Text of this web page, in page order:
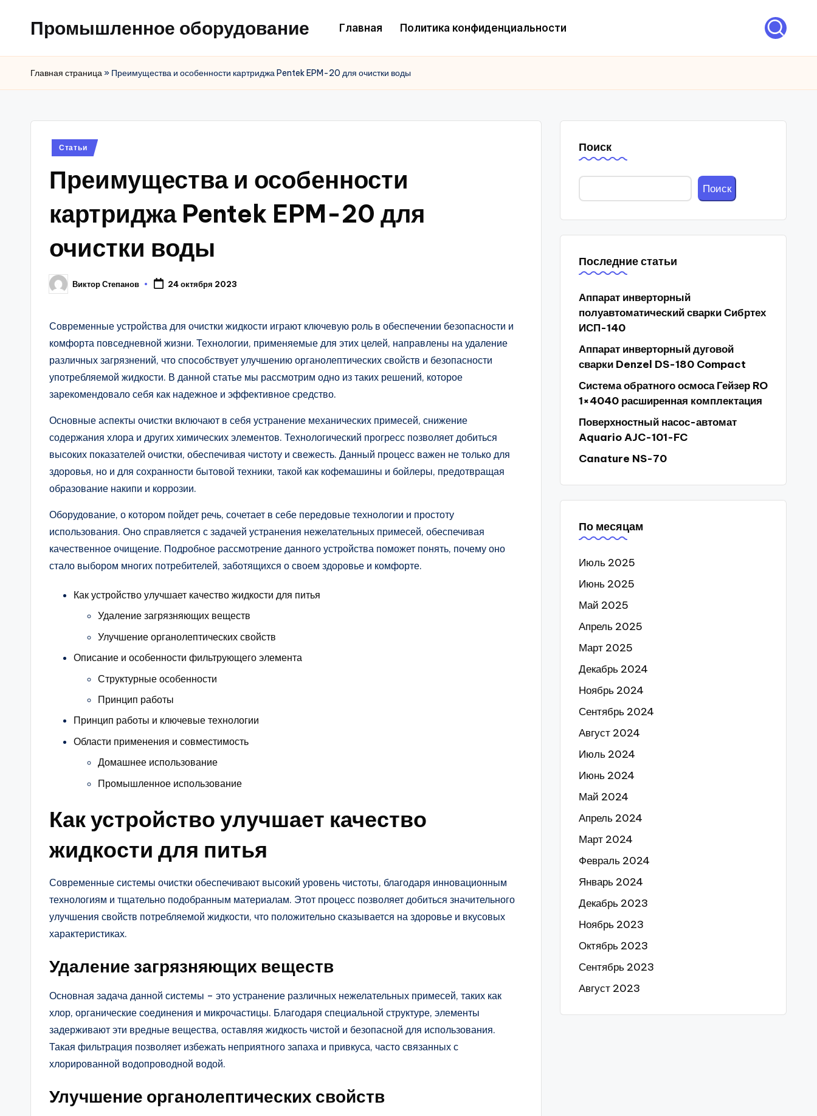
Промышленное оборудование Главная Политика конфиденциальности
Главная страница» Преимущества и особенности картриджа Pentek EPM-20 для очистки воды
Posted
Статьи
Преимущества и особенности
картриджа Pentek EPM-20 для
очистки воды
Posted
by
Виктор Степанов 24 октября 2023
Современные устройства для очистки жидкости играют ключевую роль в обеспечении безопасности и
комфорта повседневной жизни. Технологии, применяемые для этих целей, направлены на удаление
различных загрязнений, что способствует улучшению органолептических свойств и безопасности
употребляемой жидкости. В данной статье мы рассмотрим одно из таких решений, которое
зарекомендовало себя как надежное и эффективное средство.
Основные аспекты очистки включают в себя устранение механических примесей, снижение
содержания хлора и других химических элементов. Технологический прогресс позволяет добиться
высоких показателей очистки, обеспечивая чистоту и свежесть. Данный процесс важен не только для
здоровья, но и для сохранности бытовой техники, такой как кофемашины и бойлеры, предотвращая
образование накипи и коррозии.
Оборудование, о котором пойдет речь, сочетает в себе передовые технологии и простоту
использования. Оно справляется с задачей устранения нежелательных примесей, обеспечивая
качественное очищение. Подробное рассмотрение данного устройства поможет понять, почему оно
стало выбором многих потребителей, заботящихся о своем здоровье и комфорте.
Как устройство улучшает качество жидкости для питья
Удаление загрязняющих веществ
Улучшение органолептических свойств
Описание и особенности фильтрующего элемента
Структурные особенности
Принцип работы
Принцип работы и ключевые технологии
Области применения и совместимость
Домашнее использование
Промышленное использование
Как устройство улучшает качество
жидкости для питья
Современные системы очистки обеспечивают высокий уровень чистоты, благодаря инновационным
технологиям и тщательно подобранным материалам. Этот процесс позволяет добиться значительного
улучшения свойств потребляемой жидкости, что положительно сказывается на здоровье и вкусовых
характеристиках.
Удаление загрязняющих веществ
Основная задача данной системы – это устранение различных нежелательных примесей, таких как
хлор, органические соединения и микрочастицы. Благодаря специальной структуре, элементы
задерживают эти вредные вещества, оставляя жидкость чистой и безопасной для использования.
Такая фильтрация позволяет избежать неприятного запаха и привкуса, часто связанных с
хлорированной водопроводной водой.
Улучшение органолептических свойств
Поиск
Поиск
Последние статьи
Аппарат инверторный
полуавтоматический сварки Сибртех
ИСП-140
Аппарат инверторный дуговой
сварки Denzel DS-180 Compact
Система обратного осмоса Гейзер RO
1×4040 расширенная комплектация
Поверхностный насос-автомат
Aquario AJC-101-FC
Canature NS-70
По месяцам
Июль 2025
Июнь 2025
Май 2025
Апрель 2025
Март 2025
Декабрь 2024
Ноябрь 2024
Сентябрь 2024
Август 2024
Июль 2024
Июнь 2024
Май 2024
Апрель 2024
Март 2024
Февраль 2024
Январь 2024
Декабрь 2023
Ноябрь 2023
Октябрь 2023
Сентябрь 2023
Август 2023